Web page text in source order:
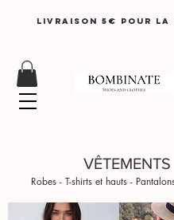
LIVRAISON 5€ pour lA
VÊTEMENTS
Robes - T-shirts et hauts -